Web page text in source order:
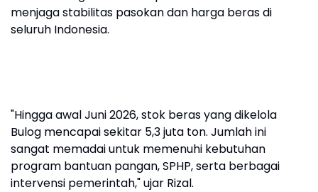
menjaga stabilitas pasokan dan harga beras di
seluruh Indonesia.
"Hingga awal Juni 2026, stok beras yang dikelola
Bulog mencapai sekitar 5,3 juta ton. Jumlah ini
sangat memadai untuk memenuhi kebutuhan
program bantuan pangan, SPHP, serta berbagai
intervensi pemerintah," ujar Rizal.